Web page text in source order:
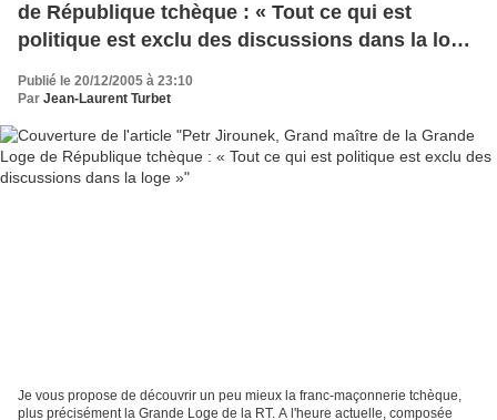
de République tchèque : « Tout ce qui est
politique est exclu des discussions dans la loge
Publié le 20/12/2005 à 23:10
Par Jean-Laurent Turbet
Je vous propose de découvrir un peu mieux la franc-maçonnerie tchèque,
plus précisément la Grande Loge de la RT. A l'heure actuelle, composée